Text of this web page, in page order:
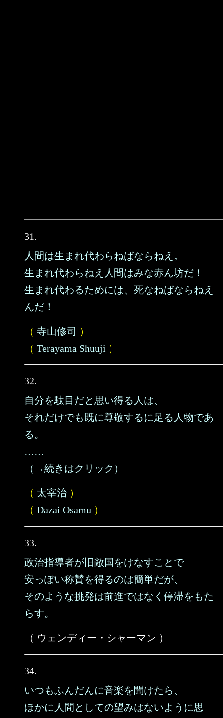
31.
人間は生まれ代わらねばならねえ。
生まれ代わらねえ人間はみな赤ん坊だ！
生まれ代わるためには、死なねばならねえ
んだ！
（ 寺山修司 ）
（ Terayama Shuuji ）
32.
自分を駄目だと思い得る人は、
それだけでも既に尊敬するに足る人物であ
る。
……
（→続きはクリック）
（ 太宰治 ）
（ Dazai Osamu ）
33.
政治指導者が旧敵国をけなすことで
安っぽい称賛を得るのは簡単だが、
そのような挑発は前進ではなく停滞をもた
らす。
（ ウェンディー・シャーマン ）
34.
いつもふんだんに音楽を聞けたら、
ほかに人間としての望みはないように思